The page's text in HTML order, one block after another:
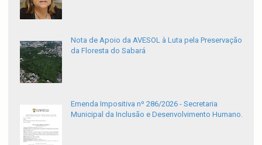
Nota de Apoio da AVESOL à Luta pela Preservação
da Floresta do Sabará
Emenda Impositiva nº 286/2026 - Secretaria
Municipal da Inclusão e Desenvolvimento Humano.